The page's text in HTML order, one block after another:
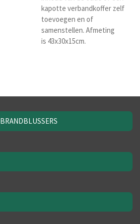
kapotte verbandkoffer zelf
toevoegen en of
samenstellen. Afmeting
is 43x30x15cm.
BRANDBLUSSERS